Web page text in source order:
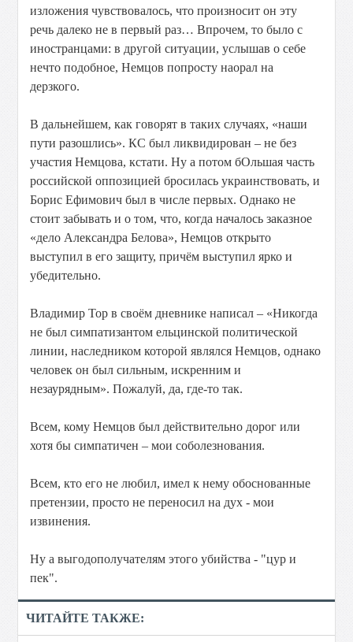
изложения чувствовалось, что произносит он эту
речь далеко не в первый раз… Впрочем, то было с
иностранцами: в другой ситуации, услышав о себе
нечто подобное, Немцов попросту наорал на
дерзкого.
В дальнейшем, как говорят в таких случаях, «наши
пути разошлись». КС был ликвидирован – не без
участия Немцова, кстати. Ну а потом бОльшая часть
российской оппозицией бросилась украинствовать, и
Борис Ефимович был в числе первых. Однако не
стоит забывать и о том, что, когда началось заказное
«дело Александра Белова», Немцов открыто
выступил в его защиту, причём выступил ярко и
убедительно.
Владимир Тор в своём дневнике написал – «Никогда
не был симпатизантом ельцинской политической
линии, наследником которой являлся Немцов, однако
человек он был сильным, искренним и
незаурядным». Пожалуй, да, где-то так.
Всем, кому Немцов был действительно дорог или
хотя бы симпатичен – мои соболезнования.
Всем, кто его не любил, имел к нему обоснованные
претензии, просто не переносил на дух - мои
извинения.
Ну а выгодополучателям этого убийства - "цур и
пек".
ЧИТАЙТЕ ТАКЖЕ: